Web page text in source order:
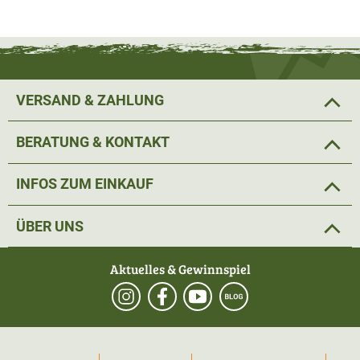
VERSAND & ZAHLUNG
BERATUNG & KONTAKT
INFOS ZUM EINKAUF
ÜBER UNS
Aktuelles & Gewinnspiel